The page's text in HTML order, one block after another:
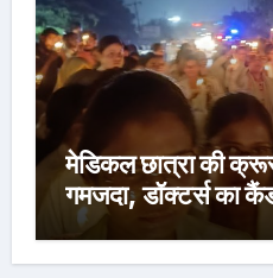
मेडिकल छात्रा की
गमजदा, डॉक्टर्स का